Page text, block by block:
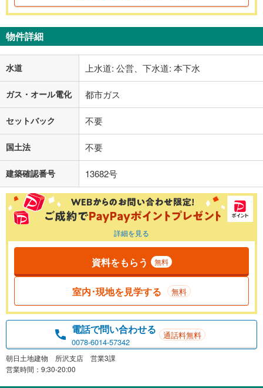
物件詳細
水道 上水道: 公営、下水道: 本下水
ガス・オール電化 都市ガス
セットバック 不要
国土法 不要
建築確認番号 13682号
詳細を見る
資料をもらう 無料
室内･現地を見学する 無料
電話で問い合わせる
0078-6014-57342
通話料無料
朝日土地建物 所沢支店 営業3課
営業時間：9:30-20:00